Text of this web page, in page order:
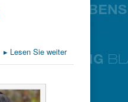
▸ Lesen Sie weiter